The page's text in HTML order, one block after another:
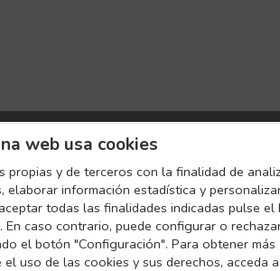
web usa cookies
propias y de terceros con la finalidad de
elaborar información estadística y
todas las finalidades indicadas pulse
En caso contrario, puede configurar o
el botón "Configuración". Para obtener más
uso de las cookies y sus derechos, acceda